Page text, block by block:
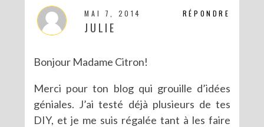
RÉPONDRE
MAI 7, 2014
JULIE
Bonjour Madame Citron!
Merci pour ton blog qui grouille d’idées
géniales. J’ai testé déjà plusieurs de tes
DIY, et je me suis régalée tant à les faire